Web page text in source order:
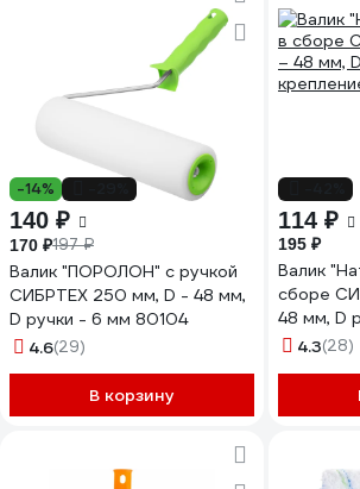
-14%
140 ₽
170 ₽197 ₽
Валик "ПОРОЛОН" с ручкой
СИБРТЕХ 250 мм, D - 48 мм,
D ручки - 6 мм 80104
4.6(29)
В корзину
114 ₽
195 ₽
Валик
сборе
48 мм, D
4.3(28)